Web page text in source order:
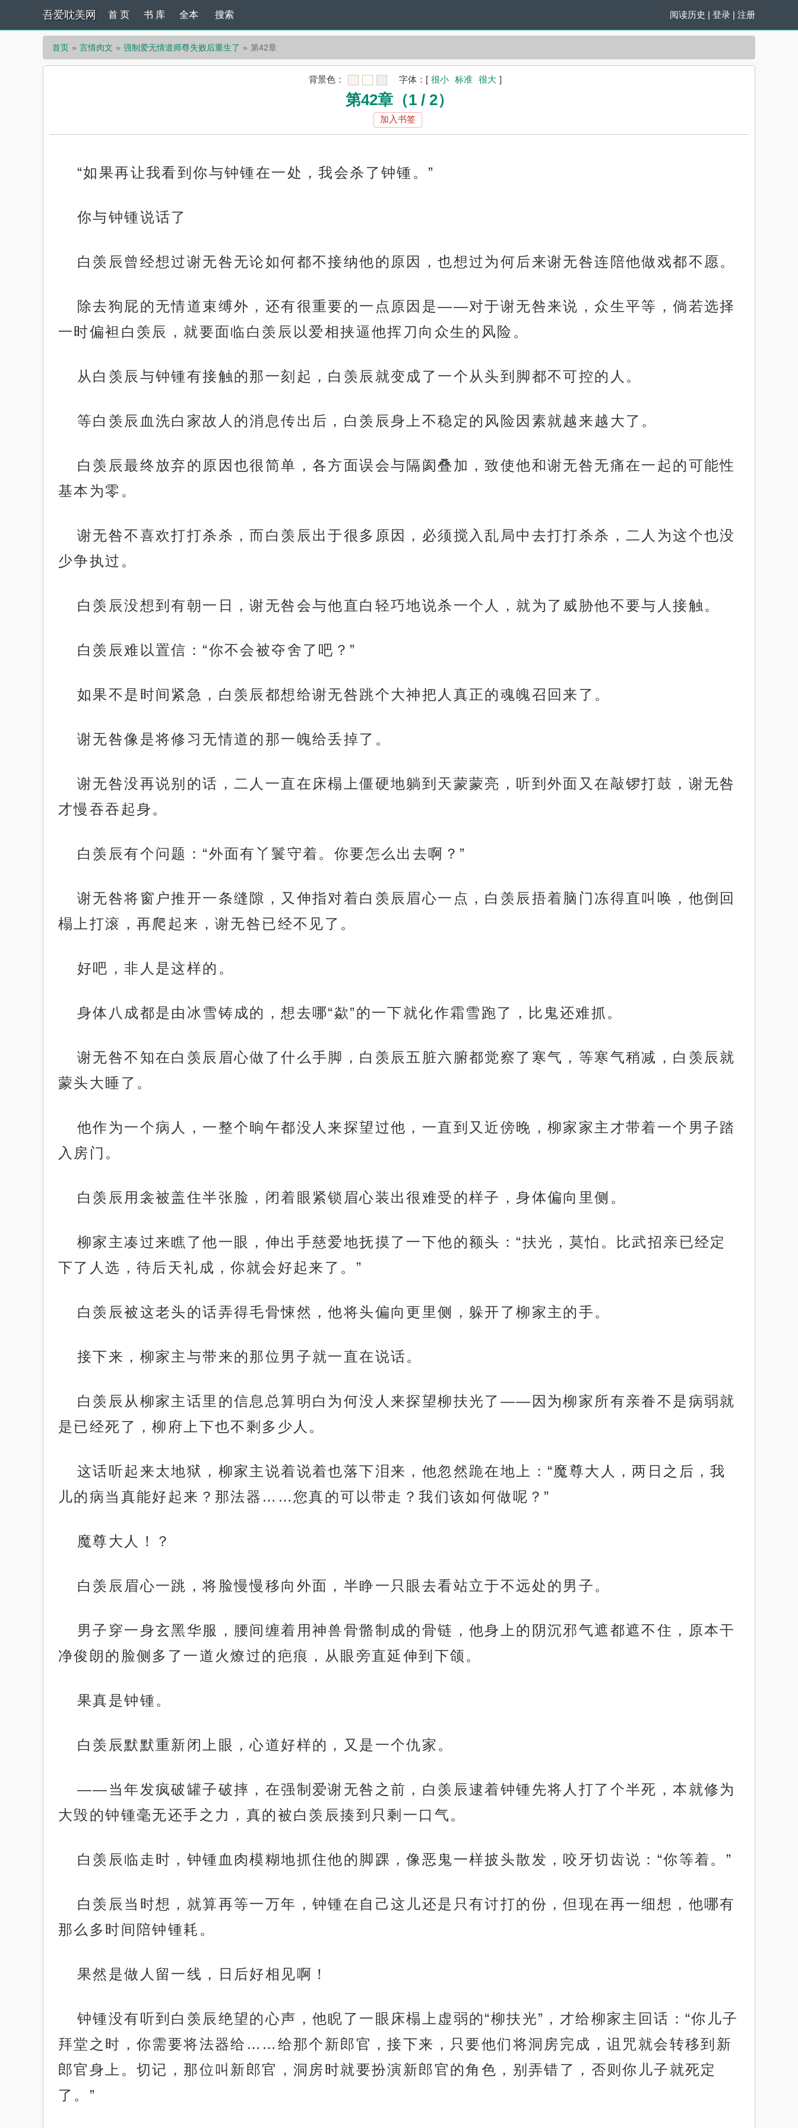
吾爱耽美网 阅读历史 | 登录 | 注册
首 页 书 库 全本 搜索
首页 言情肉文 强制爱无情道师尊失败后重生了 第42章
背景色： 字体： [ 很小 标准 很大 ]
第42章（1 / 2）
加入书签
“如果再让我看到你与钟锺在一处，我会杀了钟锺。”
你与钟锺说话了
白羡辰曾经想过谢无咎无论如何都不接纳他的原因，也想过为何后来谢无咎连陪他做戏都不愿。
除去狗屁的无情道束缚外，还有很重要的一点原因是——对于谢无咎来说，众生平等，倘若选择
一时偏袒白羡辰，就要面临白羡辰以爱相挟逼他挥刀向众生的风险。
从白羡辰与钟锺有接触的那一刻起，白羡辰就变成了一个从头到脚都不可控的人。
等白羡辰血洗白家故人的消息传出后，白羡辰身上不稳定的风险因素就越来越大了。
白羡辰最终放弃的原因也很简单，各方面误会与隔阂叠加，致使他和谢无咎无痛在一起的可能性
基本为零。
谢无咎不喜欢打打杀杀，而白羡辰出于很多原因，必须搅入乱局中去打打杀杀，二人为这个也没
少争执过。
白羡辰没想到有朝一日，谢无咎会与他直白轻巧地说杀一个人，就为了威胁他不要与人接触。
白羡辰难以置信：“你不会被夺舍了吧？”
如果不是时间紧急，白羡辰都想给谢无咎跳个大神把人真正的魂魄召回来了。
谢无咎像是将修习无情道的那一魄给丢掉了。
谢无咎没再说别的话，二人一直在床榻上僵硬地躺到天蒙蒙亮，听到外面又在敲锣打鼓，谢无咎
才慢吞吞起身。
白羡辰有个问题：“外面有丫鬟守着。你要怎么出去啊？”
谢无咎将窗户推开一条缝隙，又伸指对着白羡辰眉心一点，白羡辰捂着脑门冻得直叫唤，他倒回
榻上打滚，再爬起来，谢无咎已经不见了。
好吧，非人是这样的。
身体八成都是由冰雪铸成的，想去哪“歘”的一下就化作霜雪跑了，比鬼还难抓。
谢无咎不知在白羡辰眉心做了什么手脚，白羡辰五脏六腑都觉察了寒气，等寒气稍减，白羡辰就
蒙头大睡了。
他作为一个病人，一整个晌午都没人来探望过他，一直到又近傍晚，柳家家主才带着一个男子踏
入房门。
白羡辰用衾被盖住半张脸，闭着眼紧锁眉心装出很难受的样子，身体偏向里侧。
柳家主凑过来瞧了他一眼，伸出手慈爱地抚摸了一下他的额头：“扶光，莫怕。比武招亲已经定
下了人选，待后天礼成，你就会好起来了。”
白羡辰被这老头的话弄得毛骨悚然，他将头偏向更里侧，躲开了柳家主的手。
接下来，柳家主与带来的那位男子就一直在说话。
白羡辰从柳家主话里的信息总算明白为何没人来探望柳扶光了——因为柳家所有亲眷不是病弱就
是已经死了，柳府上下也不剩多少人。
这话听起来太地狱，柳家主说着说着也落下泪来，他忽然跪在地上：“魔尊大人，两日之后，我
儿的病当真能好起来？那法器……您真的可以带走？我们该如何做呢？”
魔尊大人！？
白羡辰眉心一跳，将脸慢慢移向外面，半睁一只眼去看站立于不远处的男子。
男子穿一身玄黑华服，腰间缠着用神兽骨骼制成的骨链，他身上的阴沉邪气遮都遮不住，原本干
净俊朗的脸侧多了一道火燎过的疤痕，从眼旁直延伸到下颌。
果真是钟锺。
白羡辰默默重新闭上眼，心道好样的，又是一个仇家。
——当年发疯破罐子破摔，在强制爱谢无咎之前，白羡辰逮着钟锺先将人打了个半死，本就修为
大毁的钟锺毫无还手之力，真的被白羡辰揍到只剩一口气。
白羡辰临走时，钟锺血肉模糊地抓住他的脚踝，像恶鬼一样披头散发，咬牙切齿说：“你等着。”
白羡辰当时想，就算再等一万年，钟锺在自己这儿还是只有讨打的份，但现在再一细想，他哪有
那么多时间陪钟锺耗。
果然是做人留一线，日后好相见啊！
钟锺没有听到白羡辰绝望的心声，他睨了一眼床榻上虚弱的“柳扶光”，才给柳家主回话：“你儿子
拜堂之时，你需要将法器给……给那个新郎官，接下来，只要他们将洞房完成，诅咒就会转移到新
郎官身上。切记，那位叫新郎官，洞房时就要扮演新郎官的角色，别弄错了，否则你儿子就死定
了。”